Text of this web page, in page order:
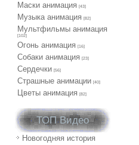
Маски анимация [43]
Музыка анимация [82]
Мультфильмы анимация
[102]
Огонь анимация [16]
Собаки анимация [23]
Сердечки [56]
Страшные анимации [40]
Цветы анимация [82]
ТОП Видео
Новогодняя история